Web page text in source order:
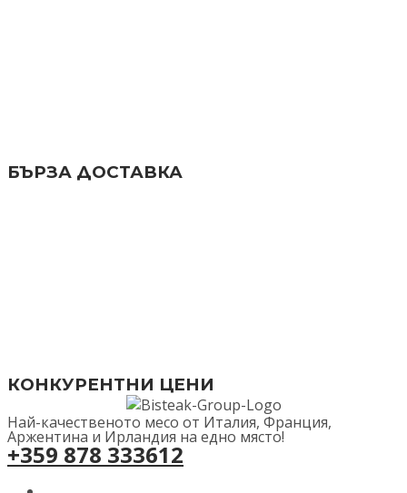
БЪРЗА ДОСТАВКА
КОНКУРЕНТНИ ЦЕНИ
Най-качественото месо от Италия, Франция,
Аржентина и Ирландия на едно място!
+359 878 333612